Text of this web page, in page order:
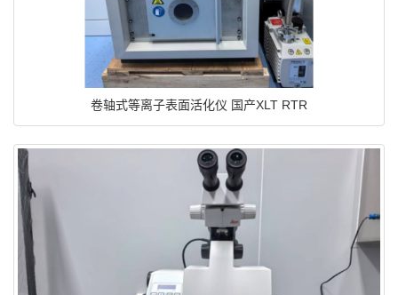
卷轴式等离子表面活化仪 国产XLT RTR